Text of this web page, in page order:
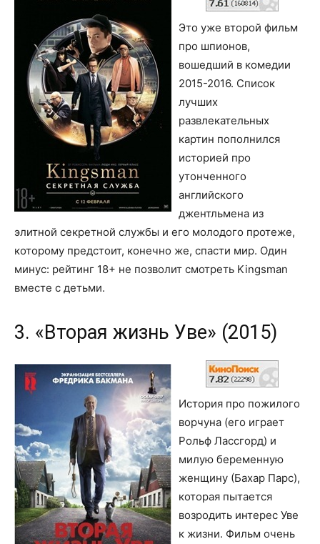
Это уже второй фильм
про шпионов,
вошедший в комедии
2015-2016. Список
лучших
развлекательных
картин пополнился
историей про
утонченного
английского
джентльмена из
элитной секретной службы и его молодого протеже,
которому предстоит, конечно же, спасти мир. Один
минус: рейтинг 18+ не позволит смотреть Kingsman
вместе с детьми.
3. «Вторая жизнь Уве» (2015)
История про пожилого
ворчуна (его играет
Рольф Лассгорд) и
милую беременную
женщину (Бахар Парс),
которая пытается
возродить интерес Уве
к жизни. Фильм очень